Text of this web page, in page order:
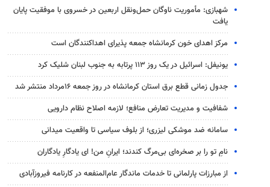
شهبازی: مأموریت ناوگان حمل‌ونقل اربعین در خسروی با موفقیت پایان
یافت
مرکز اهدای خون کرمانشاه جمعه پذیرای اهداکنندگان است
یونیفل: اسرائیل در یک روز ۱۱۳ پرتابه به جنوب لبنان شلیک کرد
جدول زمانی قطع برق استان کرمانشاه در روز جمعه ۱۶مرداد منتشر شد
شفافیت و مدیریت تعارض منافع؛ لازمه اصلاح نظام دارویی
سامانه ضد موشکی لیزری؛ از بلوف سیاسی تا واقعیت میدانی
نامِ تو را بر صخره‌ای بی‌مرگ کندند؛ ایرانِ من! ای یادگارِ یادگاران
از مبارزات پارلمانی تا خدمات ماندگار عام‌المنفعه در کارنامه فیروزآبادی